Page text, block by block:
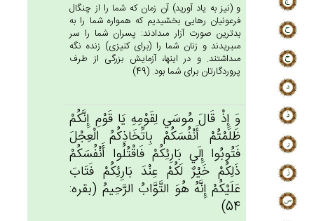
و (نيز به ياد آوريد) آن زمان كه شما را از چنگال
فرعونيان رهايى بخشيديم كه همواره شما را به
بدترين صورت آزار مى‏دادند: پسران شما را سر
مى‏بريدند و زنان شما را (براى كنيزى) زنده نگه
مى‏داشتند. و در اينها، آزمايش بزرگى از طرف
پروردگارتان براى شما بود. (49)
وَ إِذْ قَال‌َ مُوسَي‌ لِقَوْمِه‌ِ يَا قَوْم‌ِ إِنَّكُم‌ْ
ظَلَمْتُم‌ْ أَنْفُسَكُم‌ْ بِاتِّخَاذِكُم‌ُ الْعِجْل‌َ
فَتُوبُوا إِلَي‌ بَارِئِكُم‌ْ فَاقْتُلُوا أَنْفُسَكُم‌ْ
ذَلِكُم‌ْ خَيْرٌ لَكُم‌ْ عِنْدَ بَارِئِكُم‌ْ فَتَاب‌َ
عَلَيْكُم‌ْ إِنَّه‌ُ هُوَ التَّوَّاب‌ُ الرَّحِيم‌ُ (بقره:
54)